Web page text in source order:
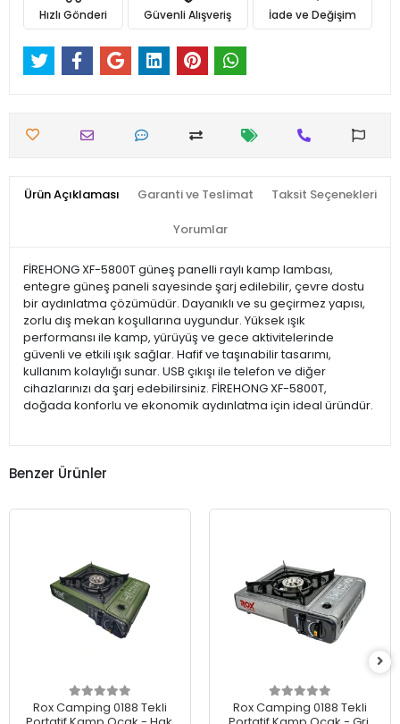
Hızlı Gönderi Güvenli Alışveriş İade ve Değişim
Ürün Açıklaması Garanti ve Teslimat Taksit Seçenekleri
Yorumlar
FİREHONG XF-5800T güneş panelli raylı kamp lambası,
entegre güneş paneli sayesinde şarj edilebilir, çevre dostu
bir aydınlatma çözümüdür. Dayanıklı ve su geçirmez yapısı,
zorlu dış mekan koşullarına uygundur. Yüksek ışık
performansı ile kamp, yürüyüş ve gece aktivitelerinde
güvenli ve etkili ışık sağlar. Hafif ve taşınabilir tasarımı,
kullanım kolaylığı sunar. USB çıkışı ile telefon ve diğer
cihazlarınızı da şarj edebilirsiniz. FİREHONG XF-5800T,
doğada konforlu ve ekonomik aydınlatma için ideal üründür.
Benzer Ürünler
Rox Camping 0188 Tekli
Rox Camping 0188 Tekli